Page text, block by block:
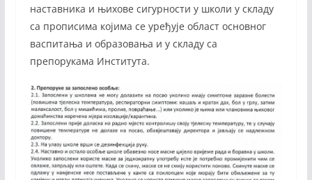
наставника и њихове сигурности у школи у складу
са прописима којима се уређује област основног
васпитања и образовања и у складу са
препорукама Института.